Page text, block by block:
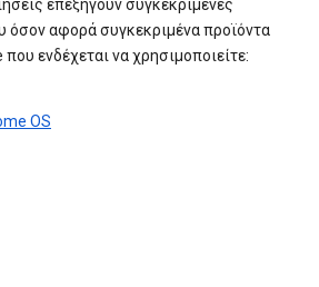
επεξηγούν συγκεκριμένες
όσον αφορά συγκεκριμένα προϊόντα
ενδέχεται να χρησιμοποιείτε:
OS